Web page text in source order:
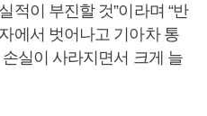
적이 부진할 것”이라며 “반
에서 벗어나고 기아차 통
실이 사라지면서 크게 늘